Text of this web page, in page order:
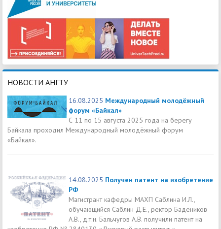
НОВОСТИ АНГТУ
16.08.2025 Международный молодёжный
форум «Байкал»
С 11 по 15 августа 2025 года на берегу
Байкала проходил Международный молодёжный форум
«Байкал».
14.08.2025 Получен патент на изобретение
РФ
Магистрант кафедры МАХП Саблина И.Л.,
обучающийся Саблин Д.Е., ректор Бадеников
А.В., д.т.н. Бальчугов А.В. получили патент на